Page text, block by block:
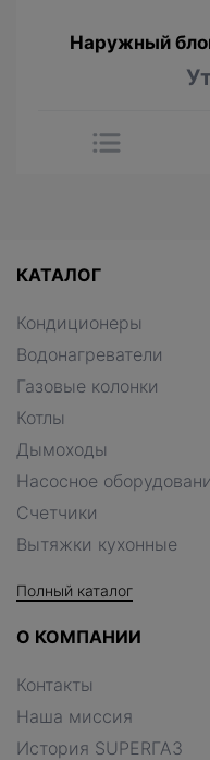
Наружный
КАТАЛОГ
Кондиционеры
Водонагреватели
Газовые колонки
Котлы
Дымоходы
Насосное
Счетчики
Вытяжки кухонные
Полный каталог
О КОМПАНИИ
Контакты
Наша миссия
История SUPERГАЗ